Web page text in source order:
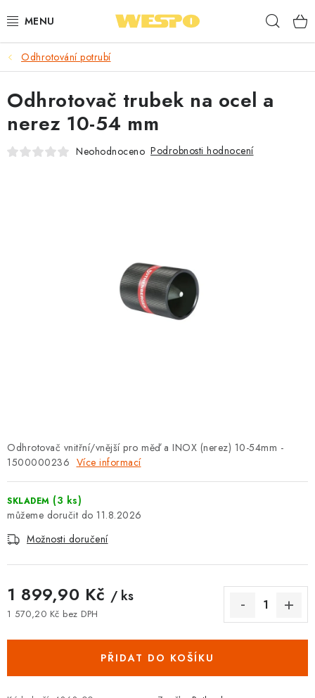
na
ARMATURY PRO TOPENÍ A VODU
TOPENÍ A OHŘEV VODY
TVAROVKY A TRUBKY
TOPENÁŘSKÁ AKADEMIE
OBCHODNÍ PODMÍNKY
O NÁS
DOPRAVA A PLATBA
Odhrotování potrubí
Odhrotovač vnitřní/vnější pro měď a INOX (nerez) 10-54mm -
1500000236 Více informací
SKLADEM (3 ks)
11.8.2026
Možnosti doručení
1 899,90 Kč / ks
1 570,20 Kč bez DPH
PŘIDAT DO KOŠÍKU
Odhrotovač trubek na ocel a
nerez 10-54 mm
Neohodnoceno Podrobnosti hodnocení